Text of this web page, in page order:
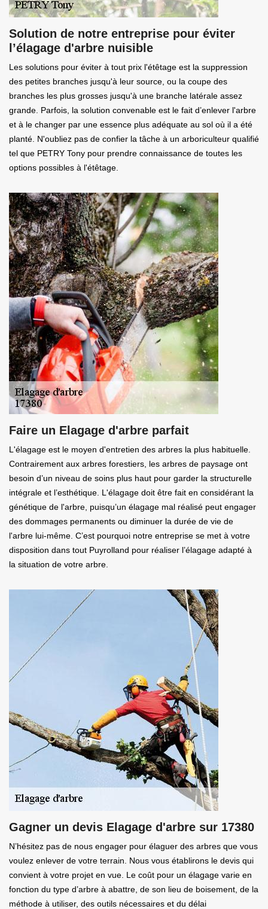
Solution de notre entreprise pour éviter
l’élagage d'arbre nuisible
Les solutions pour éviter à tout prix l'étêtage est la suppression
des petites branches jusqu'à leur source, ou la coupe des
branches les plus grosses jusqu'à une branche latérale assez
grande. Parfois, la solution convenable est le fait d’enlever l'arbre
et à le changer par une essence plus adéquate au sol où il a été
planté. N'oubliez pas de confier la tâche à un arboriculteur qualifié
tel que PETRY Tony pour prendre connaissance de toutes les
options possibles à l'étêtage.
Faire un Elagage d'arbre parfait
L'élagage est le moyen d'entretien des arbres la plus habituelle.
Contrairement aux arbres forestiers, les arbres de paysage ont
besoin d’un niveau de soins plus haut pour garder la structurelle
intégrale et l’esthétique. L'élagage doit être fait en considérant la
génétique de l'arbre, puisqu’un élagage mal réalisé peut engager
des dommages permanents ou diminuer la durée de vie de
l'arbre lui-même. C’est pourquoi notre entreprise se met à votre
disposition dans tout Puyrolland pour réaliser l’élagage adapté à
la situation de votre arbre.
Gagner un devis Elagage d'arbre sur 17380
N’hésitez pas de nous engager pour élaguer des arbres que vous
voulez enlever de votre terrain. Nous vous établirons le devis qui
convient à votre projet en vue. Le coût pour un élagage varie en
fonction du type d’arbre à abattre, de son lieu de boisement, de la
méthode à utiliser, des outils nécessaires et du délai